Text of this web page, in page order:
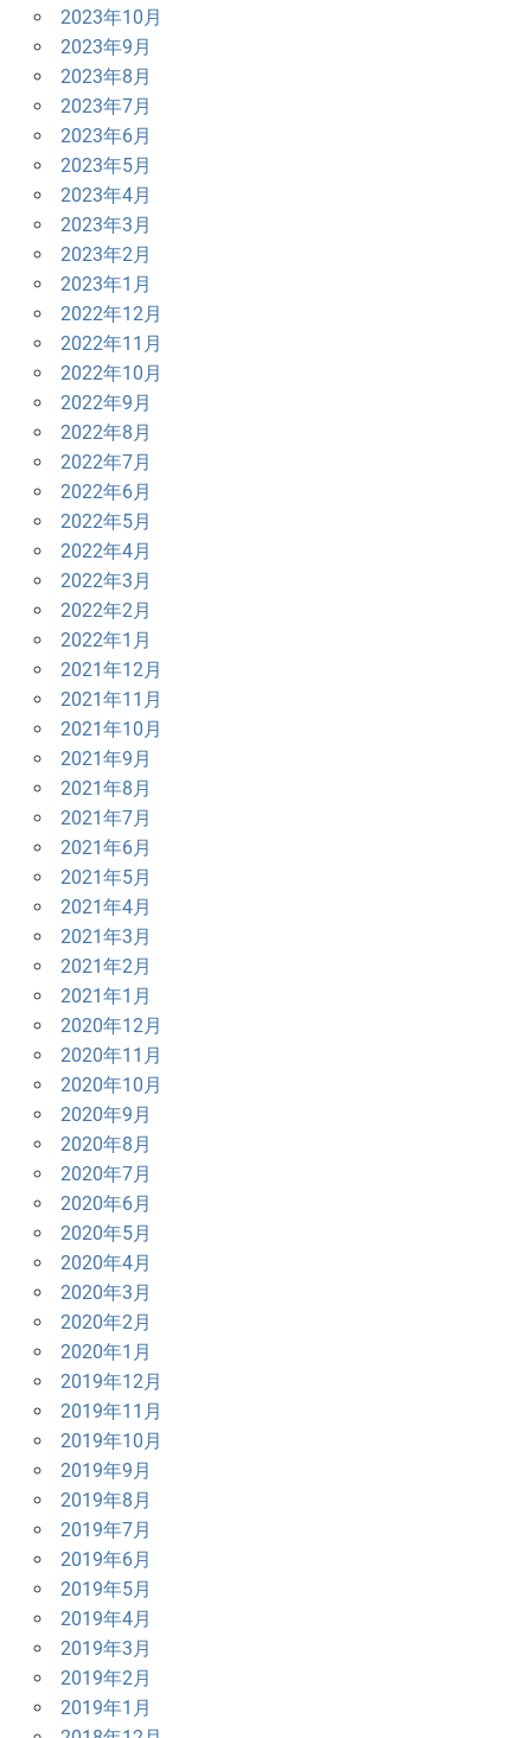
2023年10月
2023年9月
2023年8月
2023年7月
2023年6月
2023年5月
2023年4月
2023年3月
2023年2月
2023年1月
2022年12月
2022年11月
2022年10月
2022年9月
2022年8月
2022年7月
2022年6月
2022年5月
2022年4月
2022年3月
2022年2月
2022年1月
2021年12月
2021年11月
2021年10月
2021年9月
2021年8月
2021年7月
2021年6月
2021年5月
2021年4月
2021年3月
2021年2月
2021年1月
2020年12月
2020年11月
2020年10月
2020年9月
2020年8月
2020年7月
2020年6月
2020年5月
2020年4月
2020年3月
2020年2月
2020年1月
2019年12月
2019年11月
2019年10月
2019年9月
2019年8月
2019年7月
2019年6月
2019年5月
2019年4月
2019年3月
2019年2月
2019年1月